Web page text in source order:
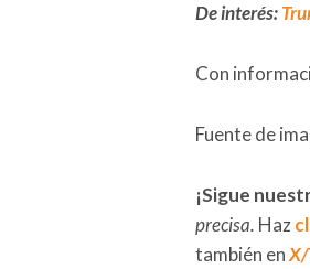
De interés:
Con
Fuente de
¡Sigue
precisa. Haz
también en